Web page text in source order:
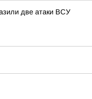
две атаки ВСУ